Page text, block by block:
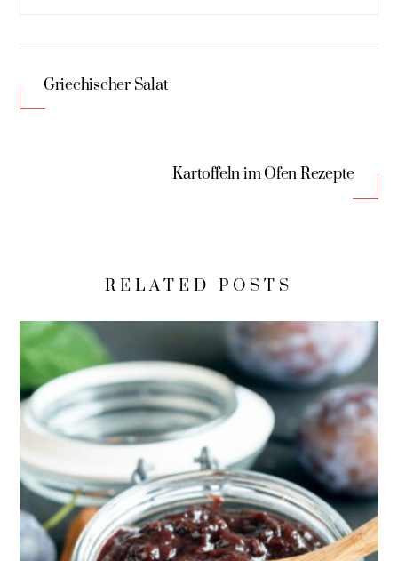
Griechischer Salat
Kartoffeln im Ofen Rezepte
RELATED POSTS